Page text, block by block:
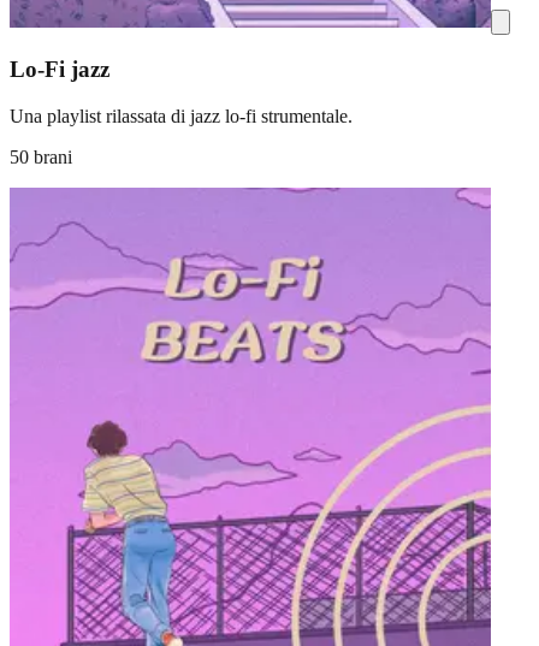
Lo-Fi jazz
Una playlist rilassata di jazz lo-fi strumentale.
50 brani